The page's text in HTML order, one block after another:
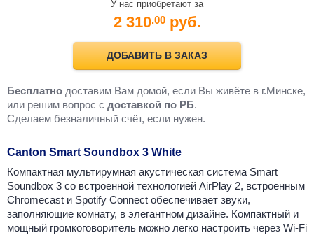
У нас приобретают за
2 310.00 руб.
ДОБАВИТЬ В ЗАКАЗ
Бесплатно доставим Вам домой, если Вы живёте в г.Минске,
или решим вопрос с доставкой по РБ.
Cделаем безналичный счёт, если нужен.
Canton Smart Soundbox 3 White
Компактная мультирумная акустическая система Smart
Soundbox 3 со встроенной технологией AirPlay 2, встроенным
Chromecast и Spotify Connect обеспечивает звуки,
заполняющие комнату, в элегантном дизайне. Компактный и
мощный громкоговоритель можно легко настроить через Wi-Fi